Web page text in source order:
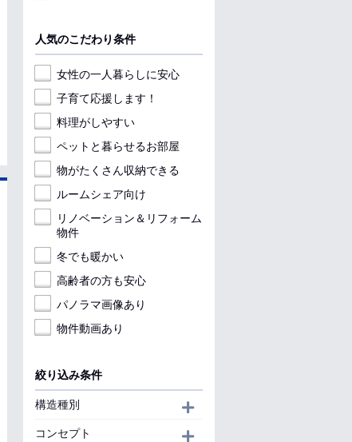
人気のこだわり条件
女性の一人暮らしに安心
子育て応援します！
料理がしやすい
ペットと暮らせるお部屋
物がたくさん収納できる
ルームシェア向け
リノベーション＆リフォーム
物件
冬でも暖かい
高齢者の方も安心
パノラマ画像あり
物件動画あり
絞り込み条件
構造種別
コンセプト